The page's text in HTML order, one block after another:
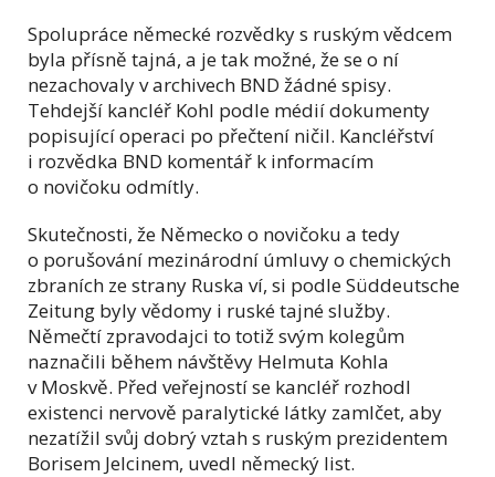
Spolupráce německé rozvědky s ruským vědcem
byla přísně tajná, a je tak možné, že se o ní
nezachovaly v archivech BND žádné spisy.
Tehdejší kancléř Kohl podle médií dokumenty
popisující operaci po přečtení ničil. Kancléřství
i rozvědka BND komentář k informacím
o novičoku odmítly.
Skutečnosti, že Německo o novičoku a tedy
o porušování mezinárodní úmluvy o chemických
zbraních ze strany Ruska ví, si podle Süddeutsche
Zeitung byly vědomy i ruské tajné služby.
Němečtí zpravodajci to totiž svým kolegům
naznačili během návštěvy Helmuta Kohla
v Moskvě. Před veřejností se kancléř rozhodl
existenci nervově paralytické látky zamlčet, aby
nezatížil svůj dobrý vztah s ruským prezidentem
Borisem Jelcinem, uvedl německý list.